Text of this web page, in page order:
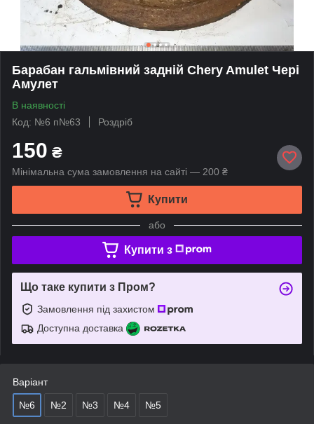
Барабан гальмівний задній Chery Amulet Чері
Амулет
В наявності
Код: №6 п№63
Роздріб
150 ₴
Мінімальна сума замовлення на сайті — 200 ₴
Купити
або
Купити з
Що таке купити з Пром?
Замовлення під захистом
Доступна доставка
Варіант
№6 №2 №3 №4 №5